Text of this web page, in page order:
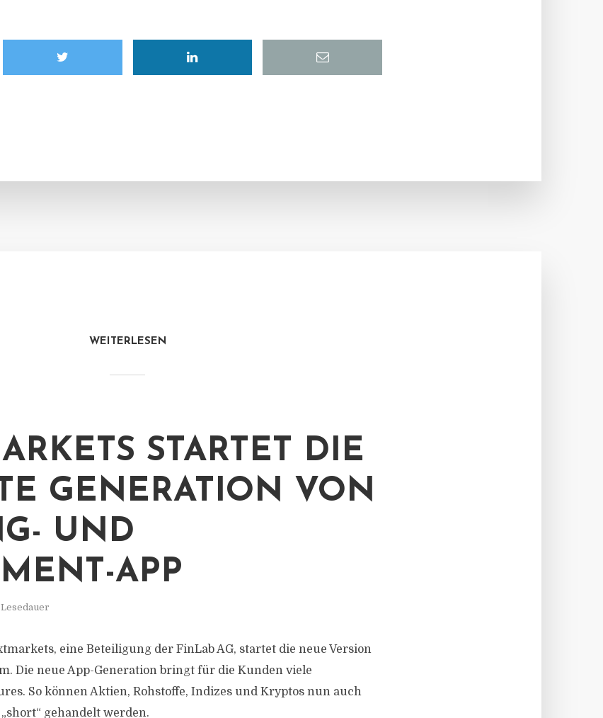
WEITERLESEN
STARTET DIE
GENERATION VON
UND
APP
Lesedauer
eine Beteiligung der FinLab AG, startet die neue Version
Die neue App-Generation bringt für die Kunden viele
So können Aktien, Rohstoffe, Indizes und Kryptos nun auch
gehandelt werden.